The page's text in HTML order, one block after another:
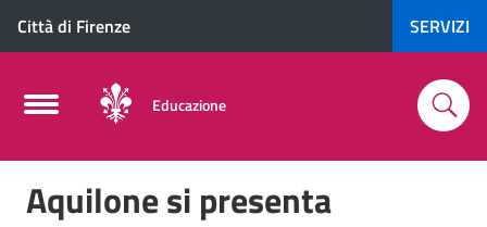
Città di Firenze SERVIZI
Educazione
Aquilone si presenta